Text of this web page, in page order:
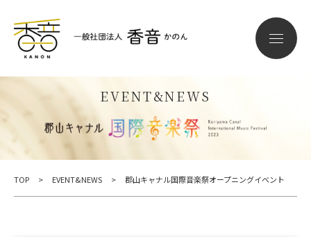
EVENT&NEWS
TOP > EVENT&NEWS > 郡山キャナル国際音楽祭オープニングイベント